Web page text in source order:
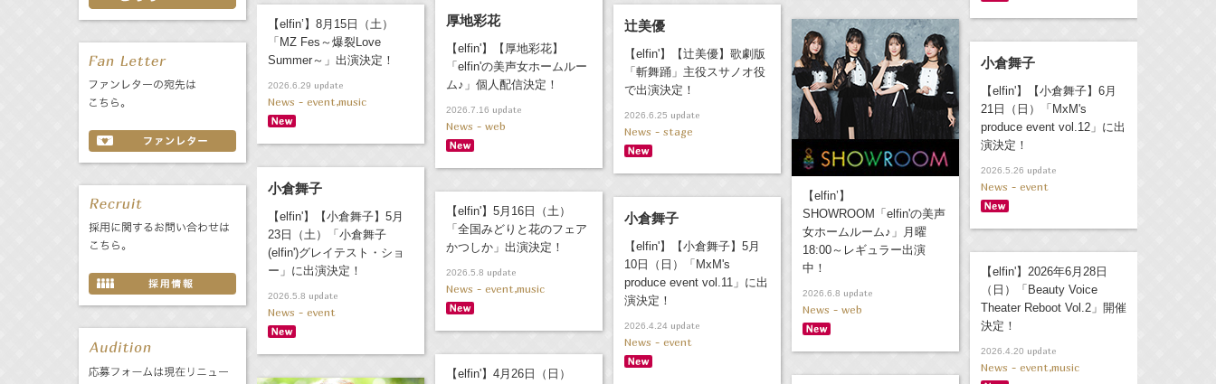
厚地彩花
【elfin'】【厚地彩花】
「elfin'の美声女ホームルー
ム♪」個人配信決定！
2026.7.16 update
News - web
【elfin’】8月15日（土）
「MZ Fes～爆裂Love
Summer～」出演決定！
2026.6.29 update
News - event,music
辻美優
【elfin'】【辻美優】歌劇版
「斬舞踊」主役スサノオ役
で出演決定！
2026.6.25 update
News - stage
【elfin’】
SHOWROOM「elfin'の美声
女ホームルーム♪」月曜
18:00～レギュラー出演
中！
2026.6.8 update
News - web
小倉舞子
【elfin'】【小倉舞子】6月
21日（日）「MxM's
produce event vol.12」に出
演決定！
2026.5.26 update
News - event
小倉舞子
【elfin'】【小倉舞子】5月
23日（土）「小倉舞子
(elfin')グレイテスト・ショ
ー」に出演決定！
2026.5.8 update
News - event
【elfin'】5月16日（土）
「全国みどりと花のフェア
かつしか」出演決定！
2026.5.8 update
News - event,music
小倉舞子
【elfin'】【小倉舞子】5月
10日（日）「MxM's
produce event vol.11」に出
演決定！
2026.4.24 update
News - event
【elfin'】2026年6月28日
（日）「Beauty Voice
Theater Reboot Vol.2」開催
決定！
2026.4.20 update
News - event,music
【elfin'】4月26日（日）
た
な
は
ま
や
ら
わ